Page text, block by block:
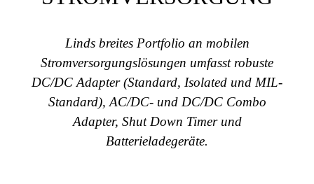
Linds breites Portfolio an mobilen
Stromversorgungslösungen umfasst robuste
DC/DC Adapter (Standard, Isolated und MIL-
Standard), AC/DC- und DC/DC Combo
Adapter, Shut Down Timer und
Batterieladegeräte.